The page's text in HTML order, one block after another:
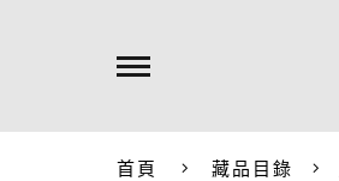
首頁 藏品目錄